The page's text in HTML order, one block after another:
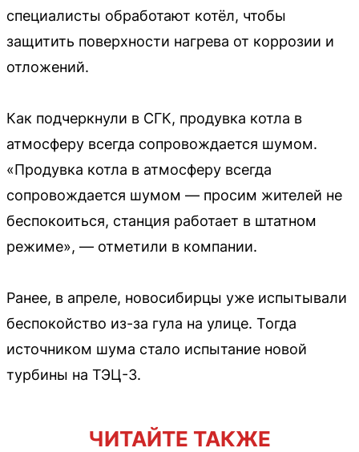
специалисты обработают котёл, чтобы
защитить поверхности нагрева от коррозии и
отложений.
Как подчеркнули в СГК, продувка котла в
атмосферу всегда сопровождается шумом.
«Продувка котла в атмосферу всегда
сопровождается шумом — просим жителей не
беспокоиться, станция работает в штатном
режиме», — отметили в компании.
Ранее, в апреле, новосибирцы уже испытывали
беспокойство из-за гула на улице. Тогда
источником шума стало испытание новой
турбины на ТЭЦ-3.
ЧИТАЙТЕ ТАКЖЕ